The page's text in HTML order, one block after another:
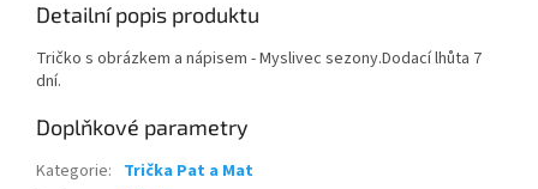
Detailní popis produktu
Tričko s obrázkem a nápisem - Myslivec sezony.Dodací lhůta 7
dní.
Doplňkové parametry
Kategorie: Trička Pat a Mat